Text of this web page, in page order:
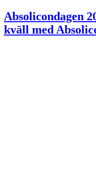
Absolicondagen
kväll med